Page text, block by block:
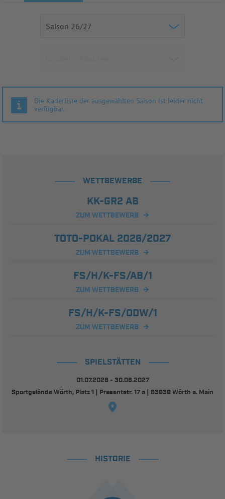
Die Kaderliste der ausgewählten Saison ist leider nicht
verfügbar.
WETTBEWERBE
KK-GR2 AB
ZUM WETTBEWERB
TOTO-POKAL 2026/2027
ZUM WETTBEWERB
FS/H/K-FS/AB/1
ZUM WETTBEWERB
FS/H/K-FS/ODW/1
ZUM WETTBEWERB
SPIELSTÄTTEN
01.07.2026 - 30.06.2027
Sportgelände Wörth, Platz 1 | Presentstr. 17 a | 63939 Wörth a. Main
HISTORIE